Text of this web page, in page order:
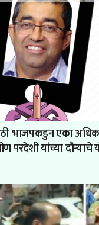
भाजपकडुन एका
परदेशी यांच्या दौऱ्याचे